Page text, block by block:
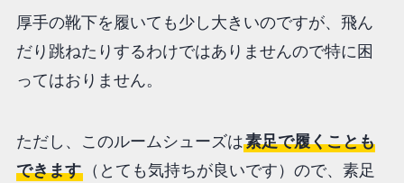
厚手の靴下を履いても少し大きいのですが、飛ん
だり跳ねたりするわけではありませんので特に困
ってはおりません。
ただし、このルームシューズは素足で履くことも
できます（とても気持ちが良いです）ので、素足